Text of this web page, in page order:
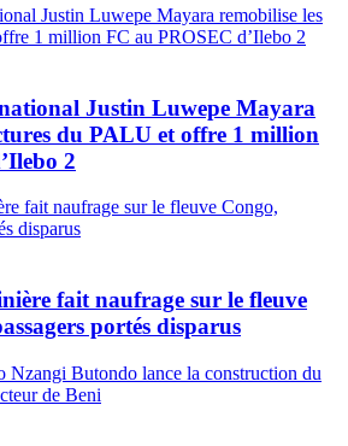
Justin Luwepe Mayara
du PALU et offre 1 million
2
fait naufrage sur le fleuve
portés disparus